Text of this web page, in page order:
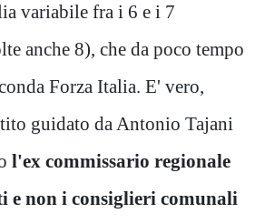
variabile fra i 6 e i 7
anche 8), che da poco tempo
Forza Italia. E' vero,
guidato da Antonio Tajani
l'ex commissario regionale
e non i consiglieri comunali